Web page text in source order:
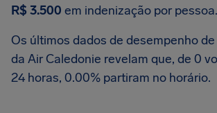
R$ 3.500 em indenização por pessoa.
Os últimos dados de desempenho
da Air Caledonie revelam que, de 0
24 horas, 0.00% partiram no horário.